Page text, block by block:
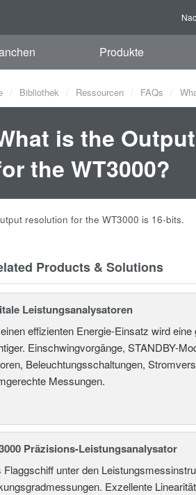
Produkte
Bibliothek Ressourcen FAQs
is the
the WT3000?
resolution for the WT3000 is 16-bits.
Products & Solutions
Leistungsanalysatoren
effizienten Energie-Einsatz wird
Einschwingvorgänge, STANDBY-
Beleuchtungsschaltungen,
Messungen.
Präzisions-Leistungsanalysator
Flaggschiff unter den
Exzellente